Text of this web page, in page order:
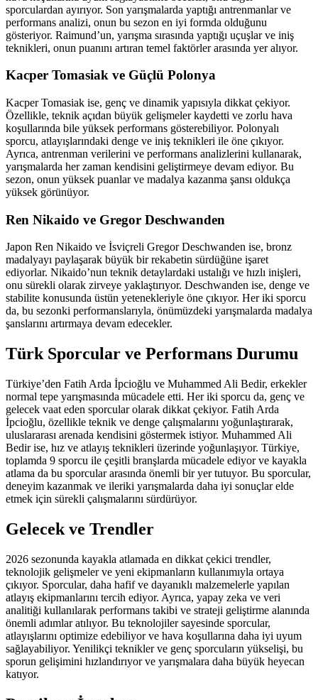
sporculardan ayırıyor. Son yarışmalarda yaptığı antrenmanlar ve
performans analizi, onun bu sezon en iyi formda olduğunu
gösteriyor. Raimund’un, yarışma sırasında yaptığı uçuşlar ve iniş
teknikleri, onun puanını artıran temel faktörler arasında yer alıyor.
Kacper Tomasiak ve Güçlü Polonya
Kacper Tomasiak ise, genç ve dinamik yapısıyla dikkat çekiyor.
Özellikle, teknik açıdan büyük gelişmeler kaydetti ve zorlu hava
koşullarında bile yüksek performans gösterebiliyor. Polonyalı
sporcu, atlayışlarındaki denge ve iniş teknikleri ile öne çıkıyor.
Ayrıca, antrenman verilerini ve performans analizlerini kullanarak,
yarışmalarda her zaman kendisini geliştirmeye devam ediyor. Bu
sezon, onun yüksek puanlar ve madalya kazanma şansı oldukça
yüksek görünüyor.
Ren Nikaido ve Gregor Deschwanden
Japon Ren Nikaido ve İsviçreli Gregor Deschwanden ise, bronz
madalyayı paylaşarak büyük bir rekabetin sürdüğüne işaret
ediyorlar. Nikaido’nun teknik detaylardaki ustalığı ve hızlı inişleri,
onu sürekli olarak zirveye yaklaştırıyor. Deschwanden ise, denge ve
stabilite konusunda üstün yetenekleriyle öne çıkıyor. Her iki sporcu
da, bu sezonki performanslarıyla, önümüzdeki yarışmalarda madalya
şanslarını artırmaya devam edecekler.
Türk Sporcular ve Performans Durumu
Türkiye’den Fatih Arda İpcioğlu ve Muhammed Ali Bedir, erkekler
normal tepe yarışmasında mücadele etti. Her iki sporcu da, genç ve
gelecek vaat eden sporcular olarak dikkat çekiyor. Fatih Arda
İpcioğlu, özellikle teknik ve denge çalışmalarını yoğunlaştırarak,
uluslararası arenada kendisini göstermek istiyor. Muhammed Ali
Bedir ise, hız ve atlayış teknikleri üzerinde yoğunlaşıyor. Türkiye,
toplamda 9 sporcu ile çeşitli branşlarda mücadele ediyor ve kayakla
atlama da bu sporcular arasında önemli bir yer tutuyor. Bu sporcular,
deneyim kazanmak ve ileriki yarışmalarda daha iyi sonuçlar elde
etmek için sürekli çalışmalarını sürdürüyor.
Gelecek ve Trendler
2026 sezonunda kayakla atlamada en dikkat çekici trendler,
teknolojik gelişmeler ve yeni ekipmanların kullanımıyla ortaya
çıkıyor. Sporcular, daha hafif ve dayanıklı malzemelerle yapılan
atlayış ekipmanlarını tercih ediyor. Ayrıca, yapay zeka ve veri
analitiği kullanılarak performans takibi ve strateji geliştirme alanında
önemli adımlar atılıyor. Bu teknolojiler sayesinde sporcular,
atlayışlarını optimize edebiliyor ve hava koşullarına daha iyi uyum
sağlayabiliyor. Yenilikçi teknikler ve genç sporcuların yükselişi, bu
sporun gelişimini hızlandırıyor ve yarışmalara daha büyük heyecan
katıyor.